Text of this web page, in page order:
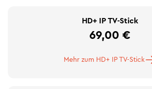
HD+ IP TV-Stick
69,00 €
Mehr zum HD+ IP TV-Stick